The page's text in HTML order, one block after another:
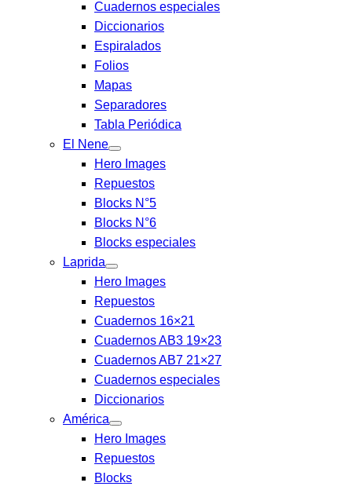
Cuadernos especiales
Diccionarios
Espiralados
Folios
Mapas
Separadores
Tabla Periódica
El Nene
Hero Images
Repuestos
Blocks N°5
Blocks N°6
Blocks especiales
Laprida
Hero Images
Repuestos
Cuadernos 16×21
Cuadernos AB3 19×23
Cuadernos AB7 21×27
Cuadernos especiales
Diccionarios
América
Hero Images
Repuestos
Blocks